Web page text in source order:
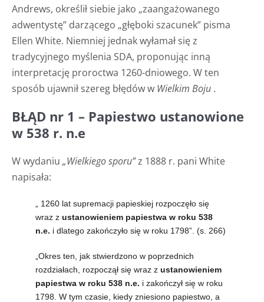
Andrews, określił siebie jako „zaangażowanego
adwentystę” darzącego „głęboki szacunek” pisma
Ellen White. Niemniej jednak wyłamał się z
tradycyjnego myślenia SDA, proponując inną
interpretację proroctwa 1260-dniowego. W ten
sposób ujawnił szereg błędów w Wielkim Boju .
BŁĄD nr 1 – Papiestwo ustanowione
w 538 r. n.e
W wydaniu „Wielkiego sporu”z 1888 r. pani White
napisała:
1260 lat supremacji papieskiej rozpoczęło się
wraz z ustanowieniem papiestwa w roku 538
n.e. i dlatego zakończyło się w roku 1798”. (s. 266)
„Okres ten, jak stwierdzono w poprzednich
rozdziałach, rozpoczął się wraz z ustanowieniem
papiestwa w roku 538 n.e. i zakończył się w roku
1798. W tym czasie, kiedy zniesiono papiestwo, a